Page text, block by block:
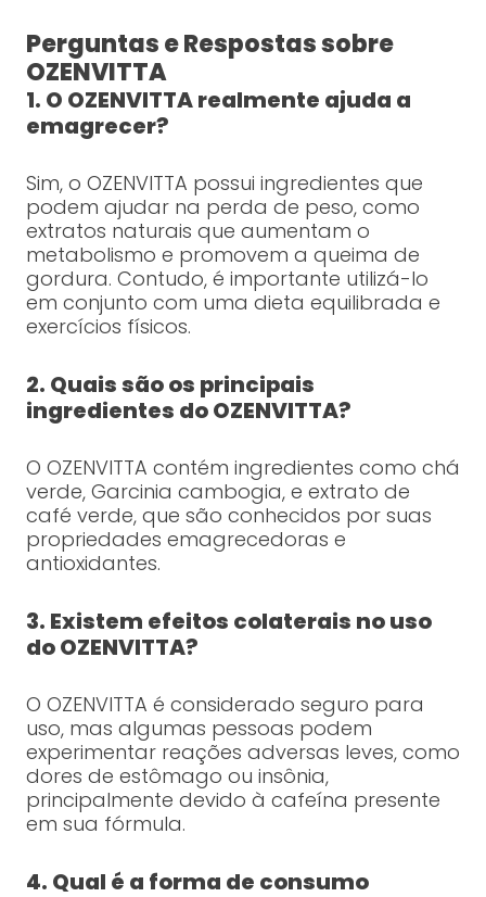
Perguntas e Respostas sobre
OZENVITTA
1. O OZENVITTA realmente ajuda a
emagrecer?
Sim, o OZENVITTA possui ingredientes que
podem ajudar na perda de peso, como
extratos naturais que aumentam o
metabolismo e promovem a queima de
gordura. Contudo, é importante utilizá-lo
em conjunto com uma dieta equilibrada e
exercícios físicos.
2. Quais são os principais
ingredientes do OZENVITTA?
O OZENVITTA contém ingredientes como chá
verde, Garcinia cambogia, e extrato de
café verde, que são conhecidos por suas
propriedades emagrecedoras e
antioxidantes.
3. Existem efeitos colaterais no uso
do OZENVITTA?
O OZENVITTA é considerado seguro para
uso, mas algumas pessoas podem
experimentar reações adversas leves, como
dores de estômago ou insônia,
principalmente devido à cafeína presente
em sua fórmula.
4. Qual é a forma de consumo